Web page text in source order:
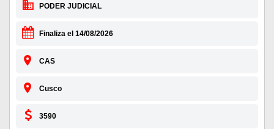
PODER JUDICIAL
Finaliza el 14/08/2026
CAS
Cusco
3590